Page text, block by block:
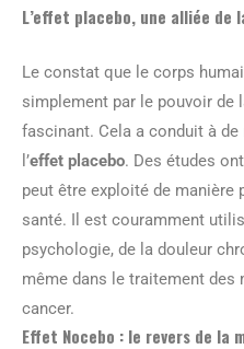
L’effet placebo, une alliée de
Le constat que le corps
simplement par le pouvoir de
fascinant. Cela a conduit à
l’effet placebo. Des études
peut être exploité de manière
santé. Il est couramment
psychologie, de la douleur
même dans le traitement des
cancer.
Effet Nocebo : le revers de la